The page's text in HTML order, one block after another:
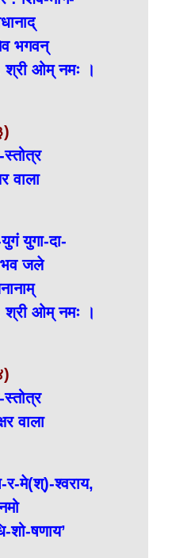
भगवन्
ओम् नमः ।
वाला
युगा-दा-
भव जले
ओम् नमः ।
वाला
र-मे(श्)-श्वराय,
शो-षणाय’